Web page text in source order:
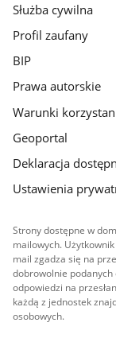
Służba cywilna
Profil zaufany
BIP
Prawa autorskie
Warunki
Geoportal
Deklaracja
Ustawienia
Strony dostępne w
mailowych.
mail zgadza się na
dobrowolnie podanych
odpowiedzi na
każdą z jednostek
osobowych.